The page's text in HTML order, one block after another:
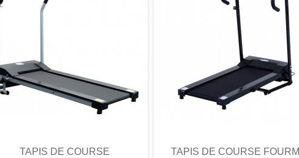
TAPIS DE COURSE
TAPIS DE COURSE FOURMI